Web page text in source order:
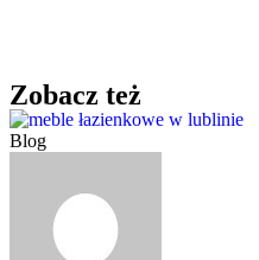
Zobacz też
Blog